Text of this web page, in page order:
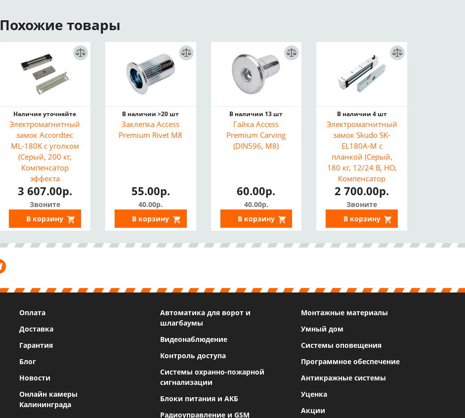
Похожие товары
Наличие уточняйте
Электромагнитный
замок Accordtec
ML-180K с уголком
(Серый, 200 кг,
Компенсатор
эффекта
намагниченности,
НО, IP67)
3 607.00р.
Звоните
В корзину
В наличии >20 шт
Заклепка Access
Premium Rivet M8
55.00р.
40.00р.
В корзину
В наличии 13 шт
Гайка Access
Premium Сarving
(DIN596, M8)
60.00р.
40.00р.
В корзину
В наличии 4 шт
Электромагнитный
замок Skudo SK-
EL180A-M с
планкой (Серый,
180 кг, 12/24 В, НО,
Компенсатор
эффекта
намагниченности,
Датчик Холла)
2 700.00р.
Звоните
В корзину
Оплата
Доставка
Гарантия
Блог
Новости
Онлайн камеры
Калининграда
Автоматика для ворот и
шлагбаумы
Видеонаблюдение
Контроль доступа
Системы охранно-пожарной
сигнализации
Блоки питания и АКБ
Радиоуправление и GSM
Монтажные материалы
Умный дом
Системы оповещения
Программное обеспечение
Антикражные системы
Уценка
Акции